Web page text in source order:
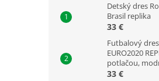
Detský dres
Brasil replika
33 €
Futbalový
EURO2020
potlačou,
33 €